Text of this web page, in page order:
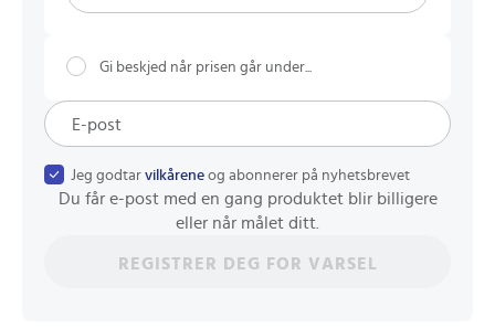
Gi beskjed når prisen går under...
Jeg godtar vilkårene og abonnerer på nyhetsbrevet
Du får e-post med en gang produktet blir billigere
eller når målet ditt.
REGISTRER DEG FOR VARSEL